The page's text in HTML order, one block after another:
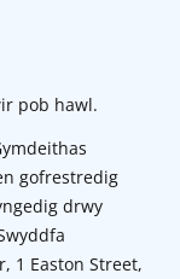
pob hawl.
gofrestredig
drwy
1 Easton Street,